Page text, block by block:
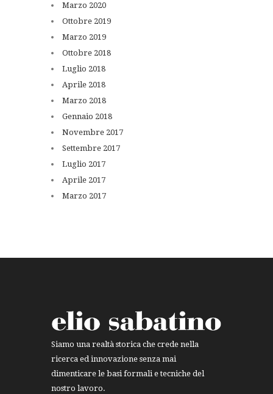
Marzo 2020
Ottobre 2019
Marzo 2019
Ottobre 2018
Luglio 2018
Aprile 2018
Marzo 2018
Gennaio 2018
Novembre 2017
Settembre 2017
Luglio 2017
Aprile 2017
Marzo 2017
Siamo una realtà storica che crede nella
ricerca ed innovazione senza mai
dimenticare le basi formali e tecniche del
nostro lavoro.